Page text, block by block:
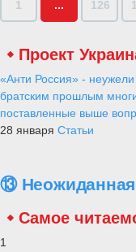
1 ... 126
Проект
«Анти Россия» -
братским прошлым
поставленные выше
28 января Статьи
⑬ Неожиданная
Самое
1